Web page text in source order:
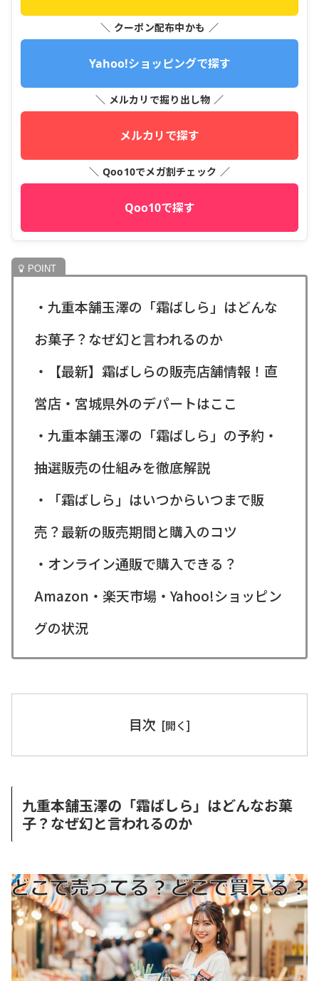
＼ クーポン配布中かも ／
Yahoo!ショッピングで探す
＼ メルカリで掘り出し物 ／
メルカリで探す
＼ Qoo10でメガ割チェック ／
Qoo10で探す
・九重本舗玉澤の「霜ばしら」はどんな
お菓子？なぜ幻と言われるのか
・【最新】霜ばしらの販売店舗情報！直
営店・宮城県外のデパートはここ
・九重本舗玉澤の「霜ばしら」の予約・
抽選販売の仕組みを徹底解説
・「霜ばしら」はいつからいつまで販
売？最新の販売期間と購入のコツ
・オンライン通販で購入できる？
Amazon・楽天市場・Yahoo!ショッピン
グの状況
目次
九重本舗玉澤の「霜ばしら」はどんなお菓
子？なぜ幻と言われるのか